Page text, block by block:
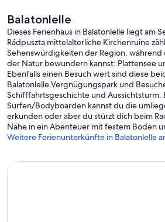
Balatonlelle
Dieses Ferienhaus in Balatonlelle liegt am
Rádpuszta mittelalterliche Kirchenruine
Sehenswürdigkeiten der Region, während
der Natur bewundern kannst: Plattensee
Ebenfalls einen Besuch wert sind diese
Balatonlelle Vergnügungspark und
Schifffahrtsgeschichte und Aussichtsturm.
Surfen/Bodyboarden kannst du die
erkunden oder aber du stürzt dich beim
Nähe in ein Abenteuer mit festem Boden
Weitere Ferienunterkünfte in Balatonlelle